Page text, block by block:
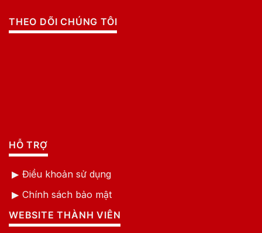
THEO DÕI CHÚNG TÔI
HỖ TRỢ
Điều khoản sử dụng
Chính sách bảo mật
WEBSITE THÀNH VIÊN